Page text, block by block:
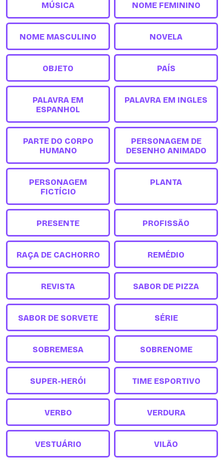
MÚSICA NOME FEMININO
NOME MASCULINO NOVELA
OBJETO PAÍS
PALAVRA EM
ESPANHOL
PALAVRA EM INGLES
PARTE DO CORPO
HUMANO
PERSONAGEM DE
DESENHO ANIMADO
PERSONAGEM
FICTÍCIO
PLANTA
PRESENTE PROFISSÃO
RAÇA DE CACHORRO REMÉDIO
REVISTA SABOR DE PIZZA
SABOR DE SORVETE SÉRIE
SOBREMESA SOBRENOME
SUPER-HERÓI TIME ESPORTIVO
VERBO VERDURA
VESTUÁRIO VILÃO